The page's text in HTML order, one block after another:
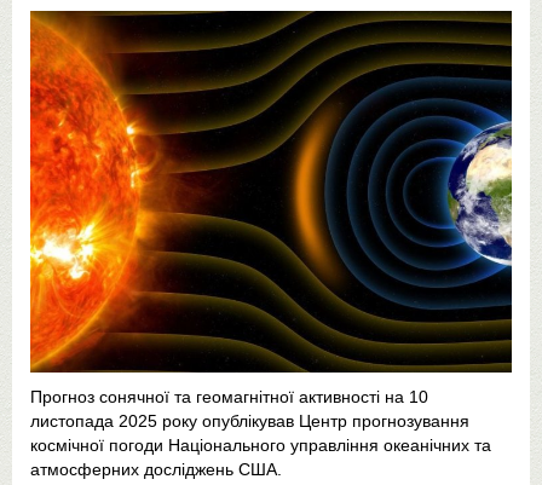
Прогноз сонячної та геомагнітної активності на 10
листопада 2025 року опублікував Центр прогнозування
космічної погоди Національного управління океанічних та
атмосферних досліджень США.